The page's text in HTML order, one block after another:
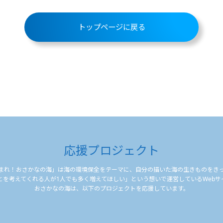
トップページに戻る
応援プロジェクト
まれ！おさかなの海」は海の環境保全をテーマに、自分の描いた海の生きものをき
を考えてくれる人が1人でも多く増えてほしい」という想いで運営しているWebサ
おさかなの海は、以下のプロジェクトを応援しています。